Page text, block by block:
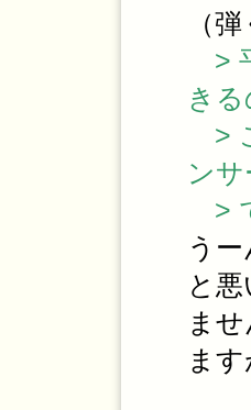
（
>
き
>
ン
>
う
と
ま
ま